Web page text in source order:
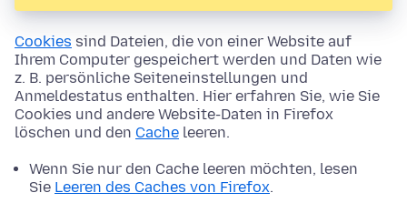
Cookies sind Dateien, die von einer Website auf
Ihrem Computer gespeichert werden und Daten wie
z. B. persönliche Seiteneinstellungen und
Anmeldestatus enthalten. Hier erfahren Sie, wie Sie
Cookies und andere Website-Daten in Firefox
löschen und den Cache leeren.
Wenn Sie nur den Cache leeren möchten, lesen
Sie Leeren des Caches von Firefox.